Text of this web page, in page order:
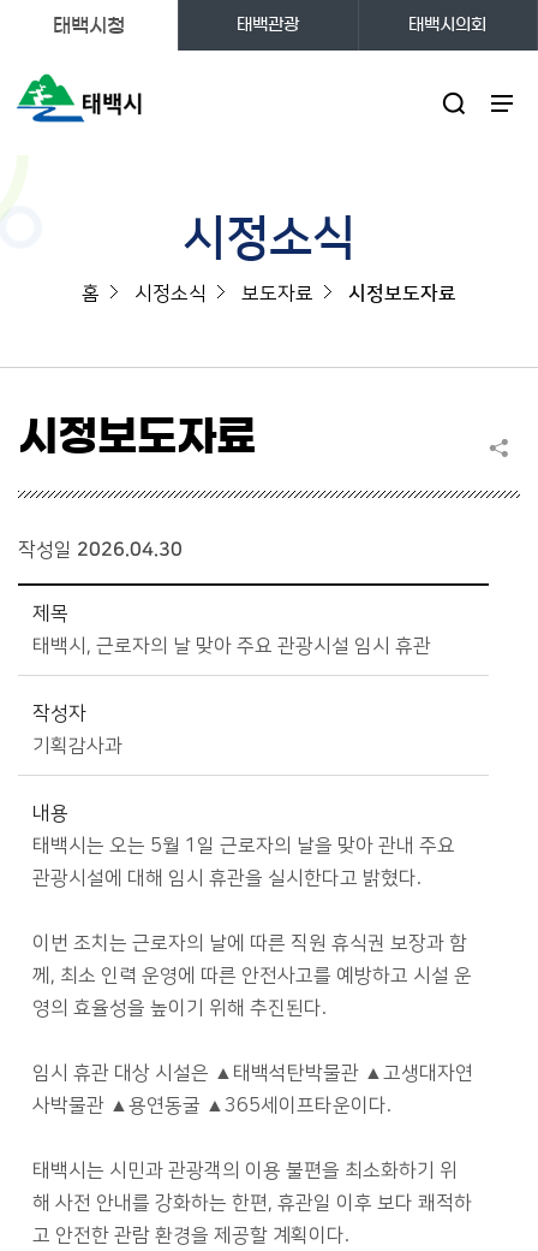
태백시청 태백관광 태백시의회
시정소식
홈 시정소식 보도자료 시정보도자료
시정보도자료
작성일 2026.04.30
제목
태백시, 근로자의 날 맞아 주요 관광시설 임시 휴관
작성자
기획감사과
내용
태백시는 오는 5월 1일 근로자의 날을 맞아 관내 주요
관광시설에 대해 임시 휴관을 실시한다고 밝혔다.
이번 조치는 근로자의 날에 따른 직원 휴식권 보장과 함
께, 최소 인력 운영에 따른 안전사고를 예방하고 시설 운
영의 효율성을 높이기 위해 추진된다.
임시 휴관 대상 시설은 ▲태백석탄박물관 ▲고생대자연
사박물관 ▲용연동굴 ▲365세이프타운이다.
태백시는 시민과 관광객의 이용 불편을 최소화하기 위
해 사전 안내를 강화하는 한편, 휴관일 이후 보다 쾌적하
고 안전한 관람 환경을 제공할 계획이다.